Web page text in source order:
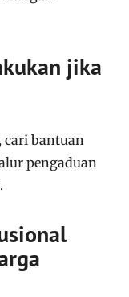
jika
cari bantuan
pengaduan